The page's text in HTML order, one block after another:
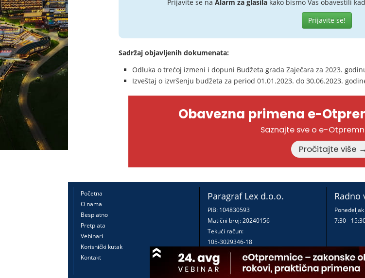
Prijavite se na Alarm za glasilakako bismo Vas obavestili
Prijavite se!
Sadržaj objavljenih dokumenata:
Odluka o trećoj izmeni i dopuni Budžeta grada Zaječara za 2023.
Izveštaj o izvršenju budžeta za period 01.01.2023. do 30.06.2023.
Obavezna primena e-
Saznajte sve o e-
Pročitajte više →
Početna
O nama
Besplatno
Pretplata
Vebinari
Korisnički kutak
Kontakt
Paragraf Lex d.o.o.
PIB: 104830593
Matični broj: 20240156
Tekući račun:
105-3029346-18
160-0000000380290-23
Radno
7:30 -